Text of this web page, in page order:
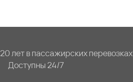
20 лет в пассажирских перевозках
Доступны 24/7